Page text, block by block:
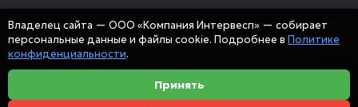
Владелец сайта — ООО «Компания Интервесп» — собирает
персональные данные и файлы cookie. Подробнее в Политике
конфиденциальности.
Принять